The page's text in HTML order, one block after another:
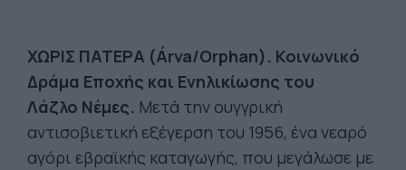
ΧΩΡΙΣ ΠΑΤΕΡΑ (Árva/Orphan). Κοινωνικό
Δράμα Εποχής και Ενηλικίωσης του
Λάζλο Νέμες. Μετά την ουγγρική
αντισοβιετική εξέγερση του 1956, ένα νεαρό
αγόρι εβραϊκής καταγωγής, που μεγάλωσε με